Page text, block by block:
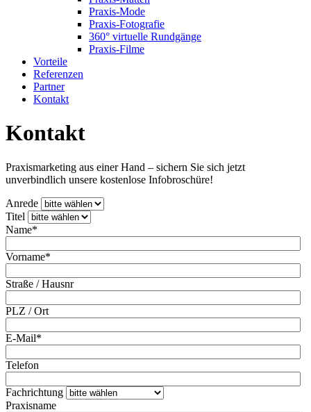
Praxis-Mode
Praxis-Fotografie
360° virtuelle Rundgänge
Praxis-Filme
Vorteile
Referenzen
Partner
Kontakt
Kontakt
Praxismarketing aus einer Hand – sichern Sie sich jetzt
unverbindlich unsere kostenlose Infobroschüre!
Anrede
Titel
Name*
Vorname*
Straße / Hausnr
PLZ / Ort
E-Mail*
Telefon
Fachrichtung
Praxisname